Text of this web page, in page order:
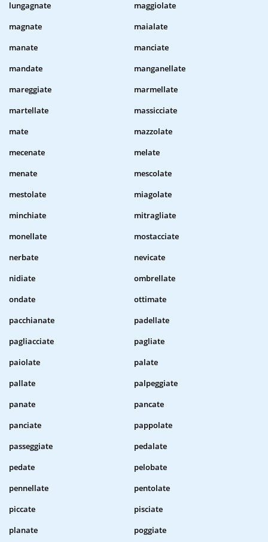
lungagnate
maggiolate
magnate
maialate
manate
manciate
mandate
manganellate
mareggiate
marmellate
martellate
massicciate
mate
mazzolate
mecenate
melate
menate
mescolate
mestolate
miagolate
minchiate
mitragliate
monellate
mostacciate
nerbate
nevicate
nidiate
ombrellate
ondate
ottimate
pacchianate
padellate
pagliacciate
pagliate
paiolate
palate
pallate
palpeggiate
panate
pancate
panciate
pappolate
passeggiate
pedalate
pedate
pelobate
pennellate
pentolate
piccate
pisciate
planate
poggiate